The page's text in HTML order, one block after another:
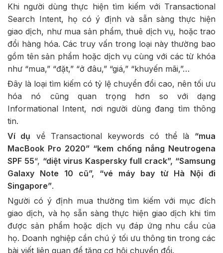
Khi người dùng thực hiện tìm kiếm với Transactional
Search Intent, họ có ý định và sẵn sàng thực hiện
giao dịch, như mua sản phẩm, thuê dịch vụ, hoặc trao
đổi hàng hóa. Các truy vấn trong loại này thường bao
gồm tên sản phẩm hoặc dịch vụ cùng với các từ khóa
như “mua,” “đặt,” “ở đâu,” “giá,” “khuyến mãi,”…
Đây là loại tìm kiếm có tỷ lệ chuyển đổi cao, nên tối ưu
hóa nó cũng quan trọng hơn so với dạng
Informational Intent, nơi người dùng đang tìm thông
tin.
Ví dụ về Transactional keywords có thể là “mua
MacBook Pro 2020” “kem chống nắng Neutrogena
SPF 55“, “diệt virus Kaspersky full crack”, “Samsung
Galaxy Note 10 cũ”, “vé máy bay từ Hà Nội đi
Singapore”.
Người có ý định mua thường tìm kiếm với mục đích
giao dịch, và họ sẵn sàng thực hiện giao dịch khi tìm
được sản phẩm hoặc dịch vụ đáp ứng nhu cầu của
họ. Doanh nghiệp cần chú ý tối ưu thông tin trong các
bài viết liên quan để tăng cơ hội chuyển đổi.